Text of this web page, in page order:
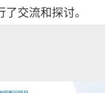
交流和探讨。